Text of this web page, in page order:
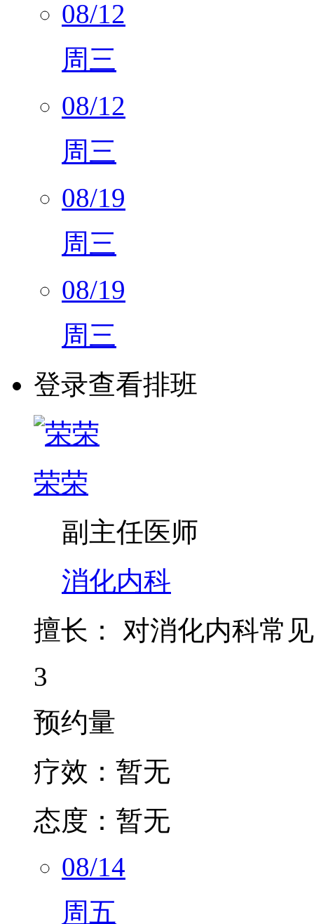
周三
08/12
周三
08/19
周三
08/19
周三
登录查看排班
荣荣
副主任医师
消化内科
擅长：对消化内科常
3
预约量
疗效：
态度： 暂无
08/14
周五
08/14